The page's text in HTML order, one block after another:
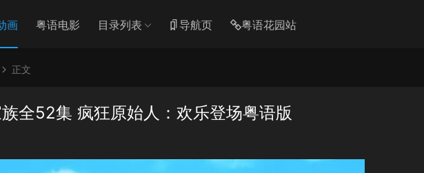
画 粤语电影 目录列表 导航页 粤语花园站
正文
全52集 疯狂原始人：欢乐登场粤语版